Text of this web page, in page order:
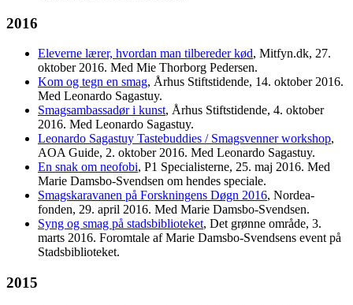
2016
Eleverne lærer, hvordan man tilbereder kød, Mitfyn.dk, 27.
oktober 2016. Med Mie Thorborg Pedersen.
Kom og tegn en smag, Århus Stiftstidende, 14. oktober 2016.
Med Leonardo Sagastuy.
Smagsambassadør i kunst, Århus Stiftstidende, 4. oktober
2016. Med Leonardo Sagastuy.
Leonardo Sagastuy Tastebuddies / Smagsvenner workshop,
AOA Guide, 2. oktober 2016. Med Leonardo Sagastuy.
En snak om neofobi, P1 Specialisterne, 25. maj 2016. Med
Marie Damsbo-Svendsen om hendes speciale.
Smagskaravanen på Forskningens Døgn 2016, Nordea-
fonden, 29. april 2016. Med Marie Damsbo-Svendsen.
Syng og smag på stadsbiblioteket, Det grønne område, 3.
marts 2016. Foromtale af Marie Damsbo-Svendsens event på
Stadsbiblioteket.
2015